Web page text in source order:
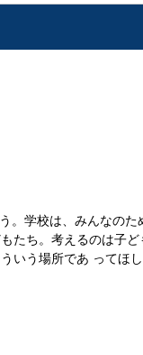
。学校は、みんなのた
たち。考えるのは子
いう場所であ ってほし